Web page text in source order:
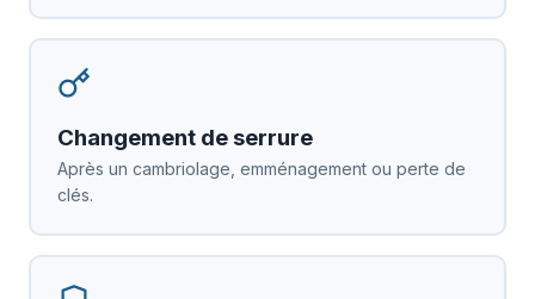
Changement de serrure
Après un cambriolage, emménagement ou perte de
clés.